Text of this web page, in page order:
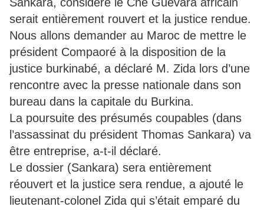
serait entièrement rouvert et la justice rendue.
Nous allons demander au Maroc de mettre le
président Compaoré à la disposition de la
justice burkinabé, a déclaré M. Zida lors d’une
rencontre avec la presse nationale dans son
bureau dans la capitale du Burkina.
La poursuite des présumés coupables (dans
l’assassinat du président Thomas Sankara) va
être entreprise, a-t-il déclaré.
Le dossier (Sankara) sera entièrement
réouvert et la justice sera rendue, a ajouté le
lieutenant-colonel Zida qui s’était emparé du